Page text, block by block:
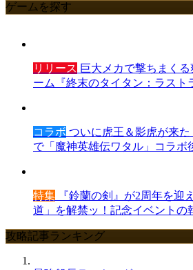
ゲームを探す
リリース 巨大メカで撃ちまく
ーム『終末のタイタン：ラスト
コラボ ついに虎王＆影虎が来た
で「魔神英雄伝ワタル」コラボ
特集 『鈴蘭の剣』が2周年を迎
道」を解禁ッ！記念イベントの
攻略記事ランキング